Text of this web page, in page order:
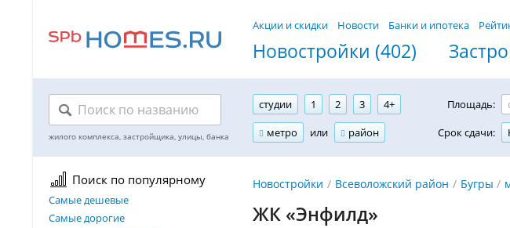
Акции и скидки Новости Банки и ипотека
Новостройки (402)
студии 1 2 3
4+
метро
или район
Площадь:
Срок сдачи:
Поиск по популярному
Самые дешевые
Самые дорогие
Новостройки Всеволожский район Бугры
ЖК «Энфилд»